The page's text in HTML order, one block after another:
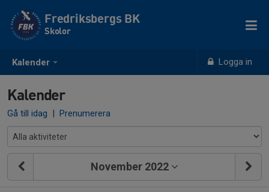
Kalender Logga in
Fredriksbergs BK
Skolor
Kalender
Gå till idag | Prenumerera
November 2022